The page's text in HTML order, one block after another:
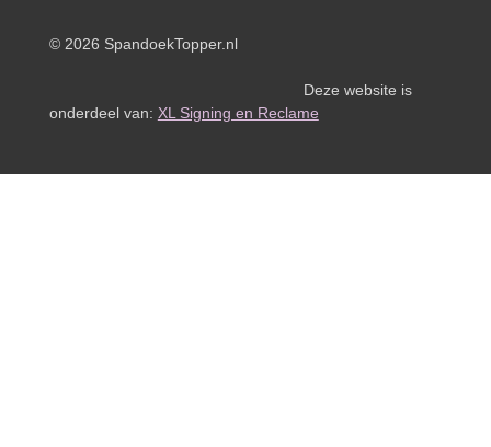
© 2026 SpandoekTopper.nl
Deze website is
onderdeel van: XL Signing en Reclame